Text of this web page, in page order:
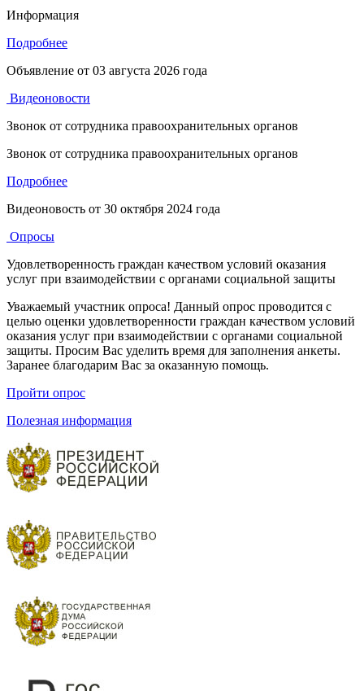
Информация
Подробнее
Объявление от 03 августа 2026 года
Видеоновости
Звонок от сотрудника правоохранительных органов
Звонок от сотрудника правоохранительных органов
Подробнее
Видеоновость от 30 октября 2024 года
Опросы
Удовлетворенность граждан качеством условий оказания
услуг при взаимодействии с органами социальной защиты
Уважаемый участник опроса! Данный опрос проводится с
целью оценки удовлетворенности граждан качеством условий
оказания услуг при взаимодействии с органами социальной
защиты. Просим Вас уделить время для заполнения анкеты.
Заранее благодарим Вас за оказанную помощь.
Пройти опрос
Полезная информация